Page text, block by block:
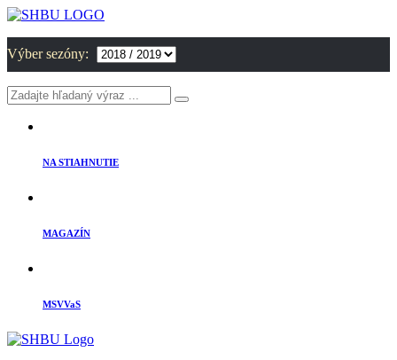
Výber sezóny:
NA STIAHNUTIE
MAGAZÍN
MSVVaS